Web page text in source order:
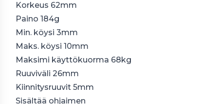
Korkeus 62mm
Paino 184g
Min. köysi 3mm
Maks. köysi 10mm
Maksimi käyttökuorma 68kg
Ruuviväli 26mm
Kiinnitysruuvit 5mm
Sisältää ohjaimen